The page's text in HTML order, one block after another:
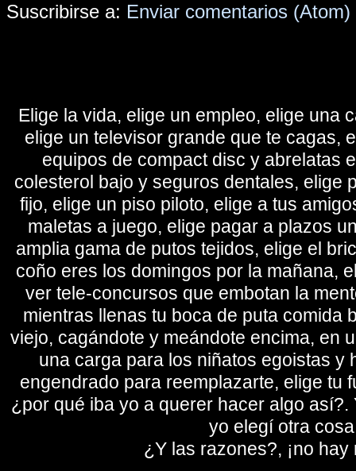
Suscribirse a: Enviar comentarios (Atom)
Elige la vida, elige un empleo, elige una
elige un televisor grande que te cagas,
equipos de compact disc y abrelatas
colesterol bajo y seguros dentales, elige
fijo, elige un piso piloto, elige a tus
maletas a juego, elige pagar a plazos
amplia gama de putos tejidos, elige el
coño eres los domingos por la mañana,
ver tele-concursos que embotan la
mientras llenas tu boca de puta comida
viejo, cagándote y meándote encima, en
una carga para los niñatos egoistas y
engendrado para reemplazarte, elige tu
¿por qué iba yo a querer hacer algo así?.
yo elegí otra
¿Y las razones?, ¡no hay